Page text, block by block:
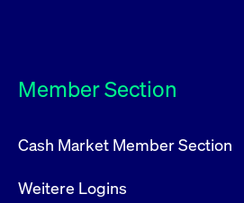
Member Section
Cash Market Member Section
Weitere Logins